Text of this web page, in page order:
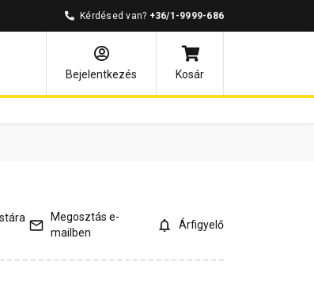
Kérdésed van? +36/1-9999-686
Bejelentkezés
Kosár
Kérdések és válaszok
Megosztás e-
mailben
Árfigyelő